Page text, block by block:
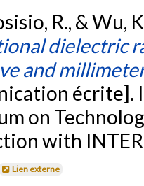
R., &
dielectric
and
écrite].
on
with
Lien externe